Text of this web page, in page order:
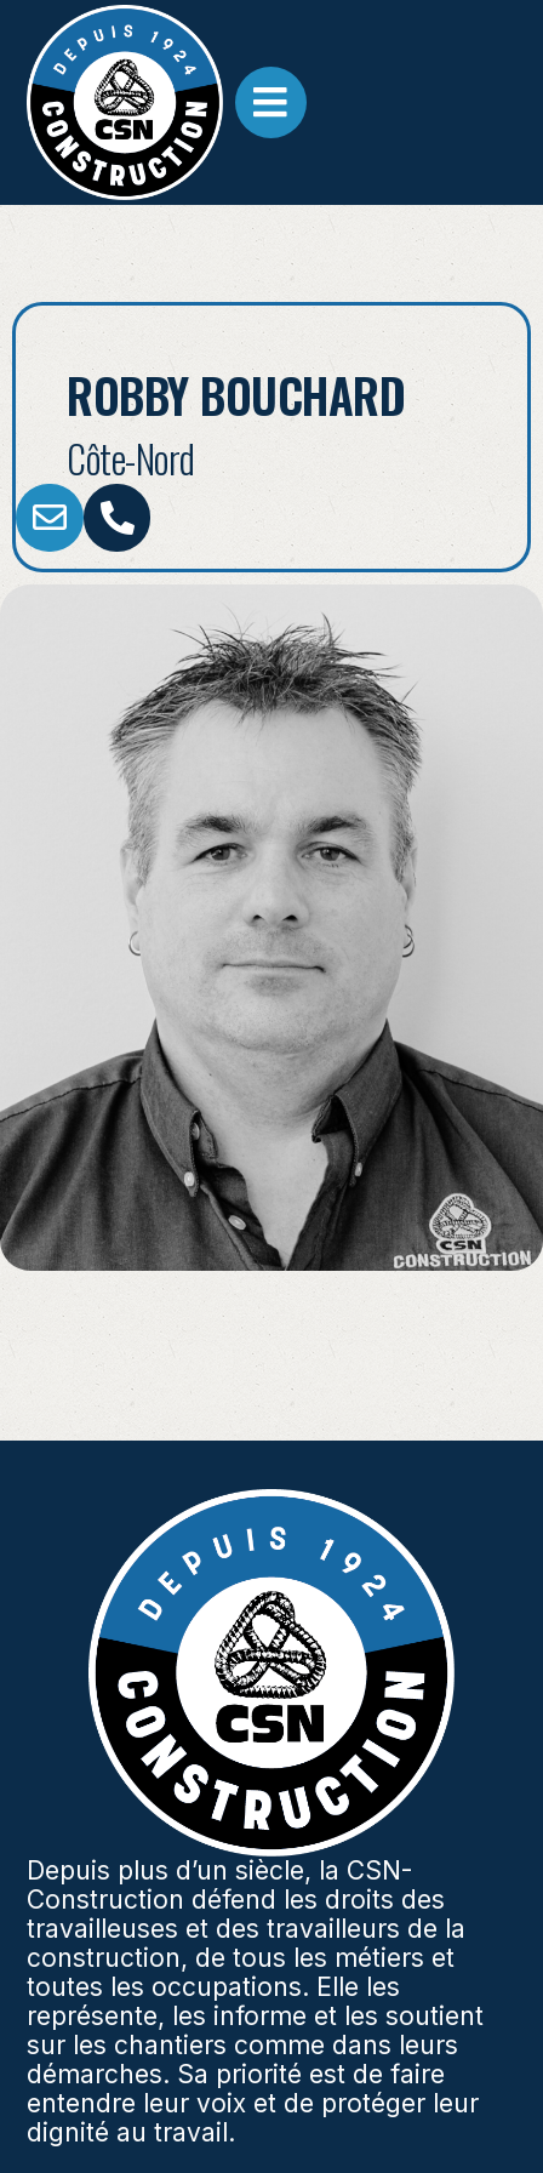
ROBBY BOUCHARD
Côte-Nord
Depuis plus d’un siècle, la CSN-
Construction défend les droits des
travailleuses et des travailleurs de la
construction, de tous les métiers et
toutes les occupations. Elle les
représente, les informe et les soutient
sur les chantiers comme dans leurs
démarches. Sa priorité est de faire
entendre leur voix et de protéger leur
dignité au travail.